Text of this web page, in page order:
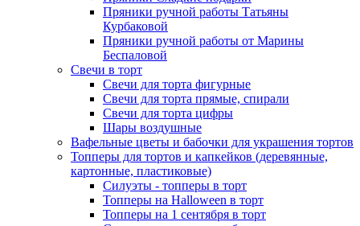
Пряники ручной работы Татьяны
Курбаковой
Пряники ручной работы от Марины
Беспаловой
Свечи в торт
Свечи для торта фигурные
Свечи для торта прямые, спирали
Свечи для торта цифры
Шары воздушные
Вафельные цветы и бабочки для украшения тортов
Топперы для тортов и капкейков (деревянные,
картонные, пластиковые)
Силуэты - топперы в торт
Топперы на Halloween в торт
Топперы на 1 сентября в торт